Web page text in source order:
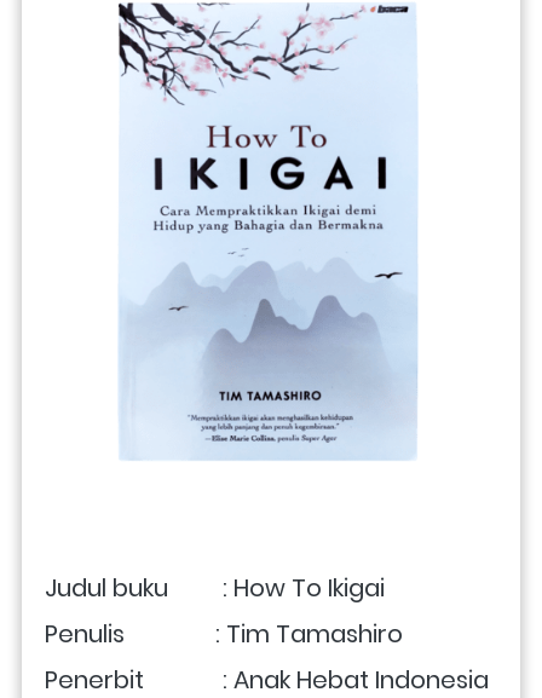
Judul buku         : How To Ikigai
Penulis               : Tim Tamashiro
Penerbit             : Anak Hebat Indonesia